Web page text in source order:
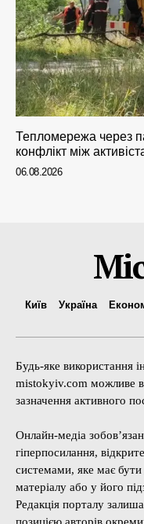
Тепломережа через
конфлікт між
06.08.2026
Київ Україна
Будь-яке використання
mistokyiv.com можливе
зазначення активного
Онлайн-медіа
гіперпосилання,
системами, яке має
матеріалу або у його
Редакція порталу